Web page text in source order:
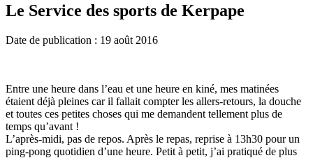
Le Service des sports de Kerpape
Date de publication : 19 août 2016
Entre une heure dans l’eau et une heure en kiné, mes matinées
étaient déjà pleines car il fallait compter les allers-retours, la douche
et toutes ces petites choses qui me demandent tellement plus de
temps qu’avant !
L’après-midi, pas de repos. Après le repas, reprise à 13h30 pour un
ping-pong quotidien d’une heure. Petit à petit, j’ai pratiqué de plus